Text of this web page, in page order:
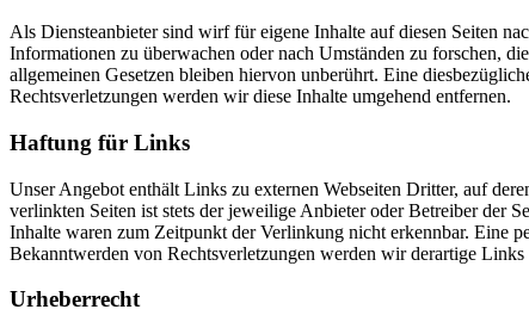
Als Diensteanbieter sind wirf für eigene Inhalte auf diesen Seiten
Informationen zu überwachen oder nach Umständen zu forschen,
allgemeinen Gesetzen bleiben hiervon unberührt. Eine
Rechtsverletzungen werden wir diese Inhalte umgehend entfernen.
Haftung für Links
Unser Angebot enthält Links zu externen Webseiten Dritter, auf
verlinkten Seiten ist stets der jeweilige Anbieter oder Betreiber der
Inhalte waren zum Zeitpunkt der Verlinkung nicht erkennbar. Eine
Bekanntwerden von Rechtsverletzungen werden wir derartige Links
Urheberrecht